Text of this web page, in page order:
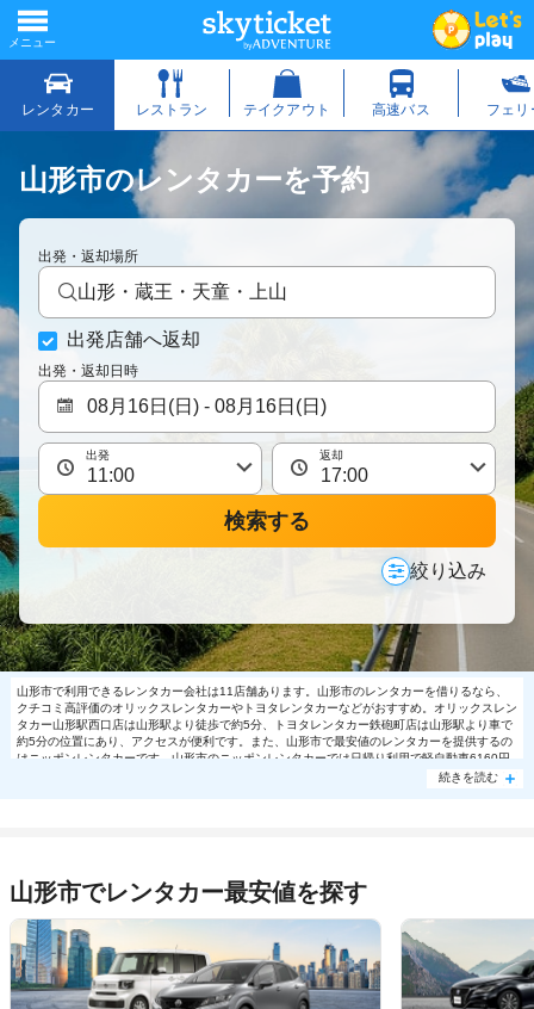
山形市のレンタカーを予約
出発・返却場所
山形・蔵王・天童・上山
出発店舗へ返却
出発・返却日時
出発 返却
検索する
絞り込み
山形市で利用できるレンタカー会社は11店舗あります。山形市のレンタカーを借りるなら、
クチコミ高評価のオリックスレンタカーやトヨタレンタカーなどがおすすめ。オリックスレン
タカー山形駅西口店は山形駅より徒歩で約5分、トヨタレンタカー鉄砲町店は山形駅より車で
約5分の位置にあり、アクセスが便利です。また、山形市で最安値のレンタカーを提供するの
はニッポンレンタカーです。山形市のニッポンレンタカーでは日帰り利用で軽自動車6160円
～の格安で利用できます。山形市で大人気の格安レンタカーは売り切れる場合もありますの
続きを読む
山形市でレンタカー最安値を探す